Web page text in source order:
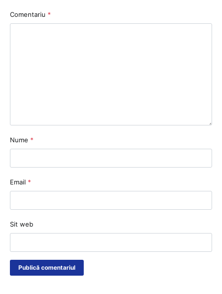
Comentariu *
Nume *
Email *
Sit web